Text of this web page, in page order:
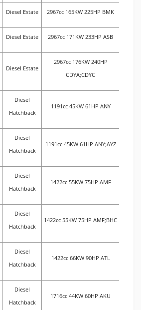
Diesel Estate 2967cc 165KW 225HP BMK
Diesel Estate 2967cc 171KW 233HP ASB
Diesel Estate
2967cc 176KW 240HP
CDYA;CDYC
Diesel
Hatchback
1191cc 45KW 61HP ANY
Diesel
Hatchback
1191cc 45KW 61HP ANY;AYZ
Diesel
Hatchback
1422cc 55KW 75HP AMF
Diesel
Hatchback
1422cc 55KW 75HP AMF;BHC
Diesel
Hatchback
1422cc 66KW 90HP ATL
Diesel
Hatchback
1716cc 44KW 60HP AKU